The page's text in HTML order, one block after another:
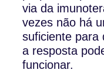
via da
vezes não há
suficiente para
a resposta
funcionar.